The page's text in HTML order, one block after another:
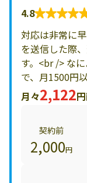
4.8
対応は非常に
を送信した際
す。<br /> な
で、月1500円
月々2,122
契約前
2,000円